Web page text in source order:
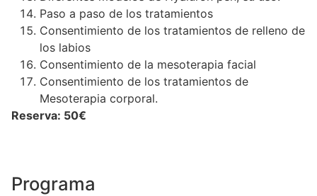
Paso a paso de los tratamientos
Consentimiento de los tratamientos de relleno de
los labios
Consentimiento de la mesoterapia facial
Consentimiento de los tratamientos de
Mesoterapia corporal.
Reserva: 50€
Programa